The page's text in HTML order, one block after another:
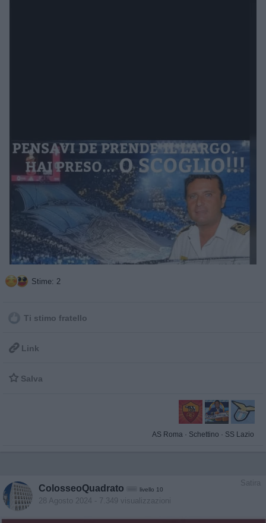
Stime: 2
Ti stimo fratello
 Link
 Salva
AS Roma · Schettino · SS Lazio
Satira
ColosseoQuadrato livello 10
28 Agosto 2024 - 7.349 visualizzazioni